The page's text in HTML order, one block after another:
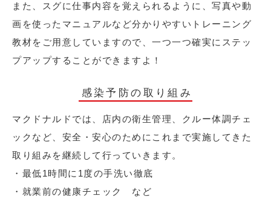
また、スグに仕事内容を覚えられるように、写真や動
画を使ったマニュアルなど分かりやすいトレーニング
教材をご用意していますので、一つ一つ確実にステッ
プアップすることができますよ！
感染予防の取り組み
マクドナルドでは、店内の衛生管理、クルー体調チェ
ックなど、安全・安心のためにこれまで実施してきた
取り組みを継続して行っていきます。
・最低1時間に1度の手洗い徹底
・就業前の健康チェック など